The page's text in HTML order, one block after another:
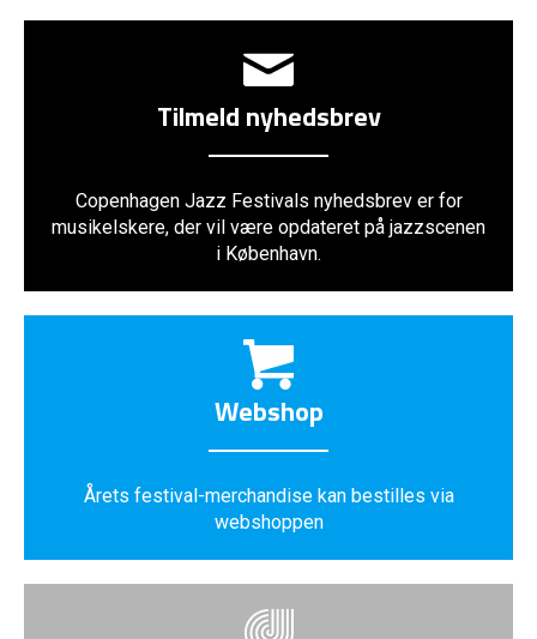
Tilmeld nyhedsbrev
Copenhagen Jazz Festivals nyhedsbrev er for
musikelskere, der vil være opdateret på jazzscenen
i København.
Webshop
Årets festival-merchandise kan bestilles via
webshoppen